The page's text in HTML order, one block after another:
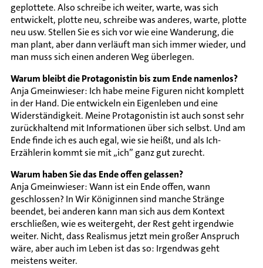
geplottete. Also schreibe ich weiter, warte, was sich
entwickelt, plotte neu, schreibe was anderes, warte, plotte
neu usw. Stellen Sie es sich vor wie eine Wanderung, die
man plant, aber dann verläuft man sich immer wieder, und
man muss sich einen anderen Weg überlegen.
Warum bleibt die Protagonistin bis zum Ende namenlos?
Anja Gmeinwieser: Ich habe meine Figuren nicht komplett
in der Hand. Die entwickeln ein Eigenleben und eine
Widerständigkeit. Meine Protagonistin ist auch sonst sehr
zurückhaltend mit Informationen über sich selbst. Und am
Ende finde ich es auch egal, wie sie heißt, und als Ich-
Erzählerin kommt sie mit „ich” ganz gut zurecht.
Warum haben Sie das Ende offen gelassen?
Anja Gmeinwieser: Wann ist ein Ende offen, wann
geschlossen? In Wir Königinnen sind manche Stränge
beendet, bei anderen kann man sich aus dem Kontext
erschließen, wie es weitergeht, der Rest geht irgendwie
weiter. Nicht, dass Realismus jetzt mein großer Anspruch
wäre, aber auch im Leben ist das so: Irgendwas geht
meistens weiter.